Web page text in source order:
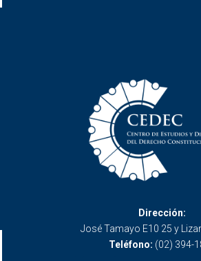
Dirección:
José Tamayo E10 25 y
Teléfono: (02) 394-